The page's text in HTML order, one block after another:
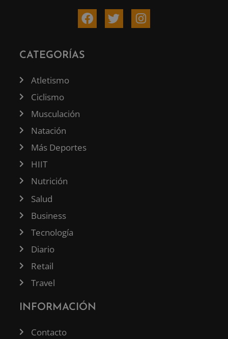
CATEGORÍAS
Atletismo
Ciclismo
Musculación
Natación
Más Deportes
HIIT
Nutrición
Salud
Business
Tecnología
Diario
Retail
Travel
INFORMACIÓN
Contacto